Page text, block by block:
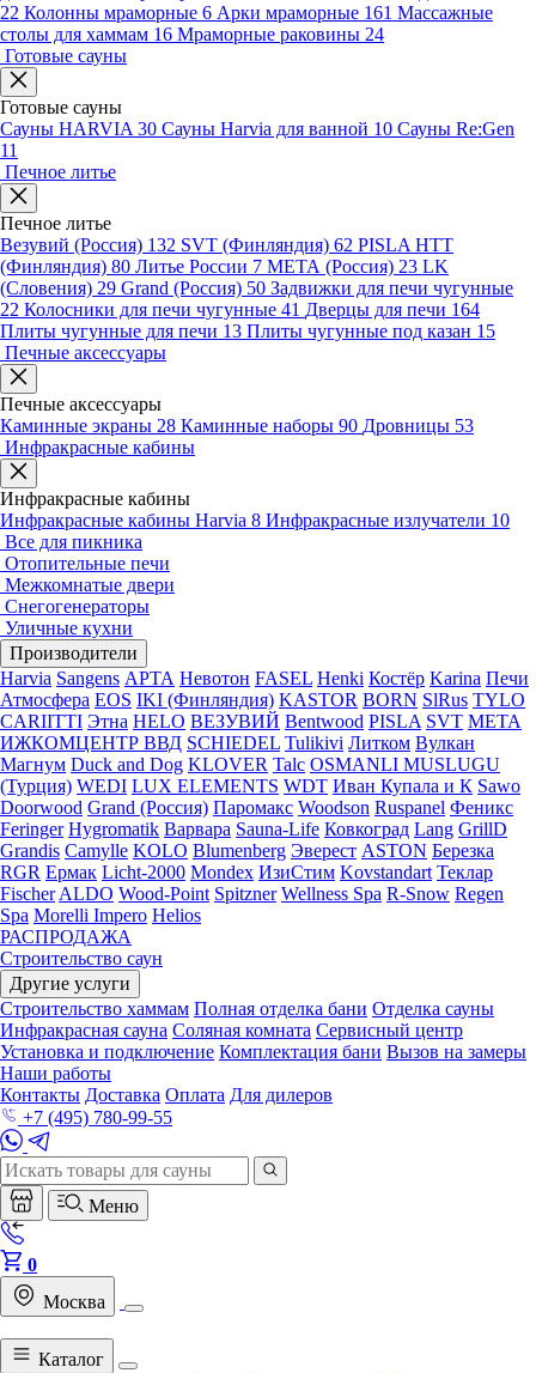
22 Колонны мраморные 6 Арки мраморные 161 Массажные
столы для хаммам 16 Мраморные раковины 24
Готовые сауны
Готовые сауны
Сауны HARVIA 30 Сауны Harvia для ванной 10 Сауны Re:Gen
11
Печное литье
Печное литье
Везувий (Россия) 132 SVT (Финляндия) 62 PISLA HTT
(Финляндия) 80 Литье России 7 МЕТА (Россия) 23 LK
(Словения) 29 Grand (Россия) 50 Задвижки для печи чугунные
22 Колосники для печи чугунные 41 Дверцы для печи 164
Плиты чугунные для печи 13 Плиты чугунные под казан 15
Печные аксессуары
Печные аксессуары
Каминные экраны 28 Каминные наборы 90 Дровницы 53
Инфракрасные кабины
Инфракрасные кабины
Инфракрасные кабины Harvia 8 Инфракрасные излучатели 10
Все для пикника
Отопительные печи
Межкомнатые двери
Снегогенераторы
Уличные кухни
Производители
Harvia Sangens АРТА Невотон FASEL Henki Костёр Karina Печи
Атмосфера EOS IKI (Финляндия) KASTOR BORN SlRus TYLO
CARIITTI Этна HELO ВЕЗУВИЙ Bentwood PISLA SVT МЕТА
ИЖКОМЦЕНТР ВВД SCHIEDEL Tulikivi Литком Вулкан
Магнум Duck and Dog KLOVER Talc OSMANLI MUSLUGU
(Турция) WEDI LUX ELEMENTS WDT Иван Купала и К Sawo
Doorwood Grand (Россия) Паромакс Woodson Ruspanel Феникс
Feringer Hygromatik Варвара Sauna-Life Ковкоград Lang GrillD
Grandis Camylle KOLO Blumenberg Эверест ASTON Березка
RGR Ермак Licht-2000 Mondex ИзиСтим Kovstandart Теклар
Fischer ALDO Wood-Point Spitzner Wellness Spa R-Snow Regen
Spa Morelli Impero Helios
РАСПРОДАЖА
Строительство саун
Другие услуги
Строительство хаммам Полная отделка бани Отделка сауны
Инфракрасная сауна Соляная комната Сервисный центр
Установка и подключение Комплектация бани Вызов на замеры
Наши работы
Контакты Доставка Оплата Для дилеров
+7 (495) 780-99-55
Меню
0
Москва
Каталог